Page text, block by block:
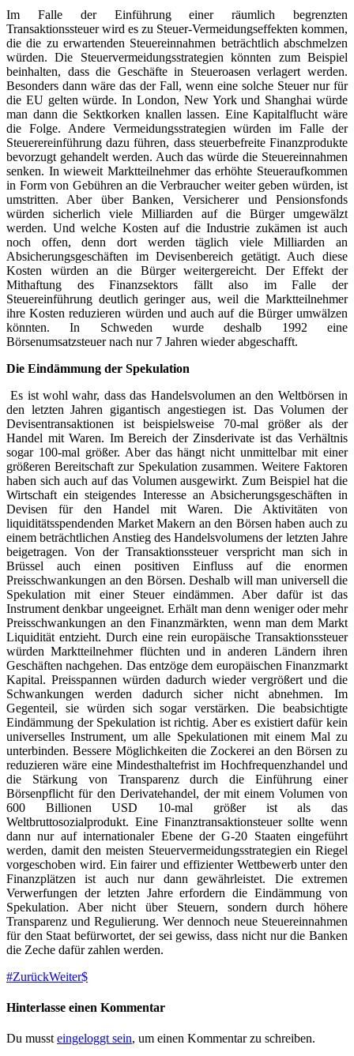
Im Falle der Einführung einer räumlich begrenzten
Transaktionssteuer wird es zu Steuer-Vermeidungseffekten kommen,
die die zu erwartenden Steuereinnahmen beträchtlich abschmelzen
würden. Die Steuervermeidungsstrategien könnten zum Beispiel
beinhalten, dass die Geschäfte in Steueroasen verlagert werden.
Besonders dann wäre das der Fall, wenn eine solche Steuer nur für
die EU gelten würde. In London, New York und Shanghai würde
man dann die Sektkorken knallen lassen. Eine Kapitalflucht wäre
die Folge. Andere Vermeidungsstrategien würden im Falle der
Steuerereinführung dazu führen, dass steuerbefreite Finanzprodukte
bevorzugt gehandelt werden. Auch das würde die Steuereinnahmen
senken. In wieweit Marktteilnehmer das erhöhte Steueraufkommen
in Form von Gebühren an die Verbraucher weiter geben würden, ist
umstritten. Aber über Banken, Versicherer und Pensionsfonds
würden sicherlich viele Milliarden auf die Bürger umgewälzt
werden. Und welche Kosten auf die Industrie zukämen ist auch
noch offen, denn dort werden täglich viele Milliarden an
Absicherungsgeschäften im Devisenbereich getätigt. Auch diese
Kosten würden an die Bürger weitergereicht. Der Effekt der
Mithaftung des Finanzsektors fällt also im Falle der
Steuereinführung deutlich geringer aus, weil die Marktteilnehmer
ihre Kosten reduzieren würden und auch auf die Bürger umwälzen
könnten. In Schweden wurde deshalb 1992 eine
Börsenumsatzsteuer nach nur 7 Jahren wieder abgeschafft.
Die Eindämmung der Spekulation
Es ist wohl wahr, dass das Handelsvolumen an den Weltbörsen in
den letzten Jahren gigantisch angestiegen ist. Das Volumen der
Devisentransaktionen ist beispielsweise 70-mal größer als der
Handel mit Waren. Im Bereich der Zinsderivate ist das Verhältnis
sogar 100-mal größer. Aber das hängt nicht unmittelbar mit einer
größeren Bereitschaft zur Spekulation zusammen. Weitere Faktoren
haben sich auch auf das Volumen ausgewirkt. Zum Beispiel hat die
Wirtschaft ein steigendes Interesse an Absicherungsgeschäften in
Devisen für den Handel mit Waren. Die Aktivitäten von
liquiditätsspendenden Market Makern an den Börsen haben auch zu
einem beträchtlichen Anstieg des Handelsvolumens der letzten Jahre
beigetragen. Von der Transaktionssteuer verspricht man sich in
Brüssel auch einen positiven Einfluss auf die enormen
Preisschwankungen an den Börsen. Deshalb will man universell die
Spekulation mit einer Steuer eindämmen. Aber dafür ist das
Instrument denkbar ungeeignet. Erhält man denn weniger oder mehr
Preisschwankungen an den Finanzmärkten, wenn man dem Markt
Liquidität entzieht. Durch eine rein europäische Transaktionssteuer
würden Marktteilnehmer flüchten und in anderen Ländern ihren
Geschäften nachgehen. Das entzöge dem europäischen Finanzmarkt
Kapital. Preisspannen würden dadurch wieder vergrößert und die
Schwankungen werden dadurch sicher nicht abnehmen. Im
Gegenteil, sie würden sich sogar verstärken. Die beabsichtigte
Eindämmung der Spekulation ist richtig. Aber es existiert dafür kein
universelles Instrument, um alle Spekulationen mit einem Mal zu
unterbinden. Bessere Möglichkeiten die Zockerei an den Börsen zu
reduzieren wäre eine Mindesthaltefrist im Hochfrequenzhandel und
die Stärkung von Transparenz durch die Einführung einer
Börsenpflicht für den Derivatehandel, der mit einem Volumen von
600 Billionen USD 10-mal größer ist als das
Weltbruttosozialprodukt. Eine Finanztransaktionsteuer sollte wenn
dann nur auf internationaler Ebene der G-20 Staaten eingeführt
werden, damit den meisten Steuervermeidungsstrategien ein Riegel
vorgeschoben wird. Ein fairer und effizienter Wettbewerb unter den
Finanzplätzen ist auch nur dann gewährleistet. Die extremen
Verwerfungen der letzten Jahre erfordern die Eindämmung von
Spekulation. Aber nicht über Steuern, sondern durch höhere
Transparenz und Regulierung. Wer dennoch neue Steuereinnahmen
für den Staat befürwortet, der sei gewiss, dass nicht nur die Banken
die Zeche dafür zahlen werden.
ZurückWeiter
Hinterlasse einen Kommentar
Du mussteingeloggt sein, um einen Kommentar zu schreiben.